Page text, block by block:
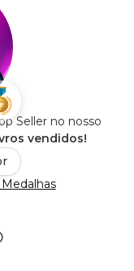
Seller no nosso
vendidos!